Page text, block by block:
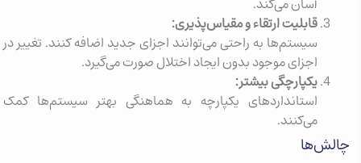
قابلیت ارتقاء و مقیاس‌پذیری:
سیستم‌ها به راحتی می‌توانند اجزای جدید اضافه کنند. تغییر در
اجزای موجود بدون ایجاد اختلال صورت می‌گیرد.
یکپارچگی بیشتر:
استانداردهای یکپارچه به هماهنگی بهتر سیستم‌ها کمک
می‌کنند.
چالش‌ها